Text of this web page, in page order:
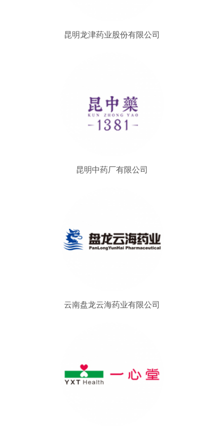
昆明龙津药业股份有限公司
昆明中药厂有限公司
云南盘龙云海药业有限公司